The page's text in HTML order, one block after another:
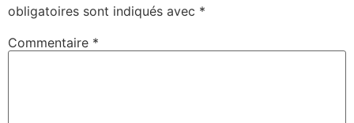
obligatoires sont indiqués avec *
Commentaire *